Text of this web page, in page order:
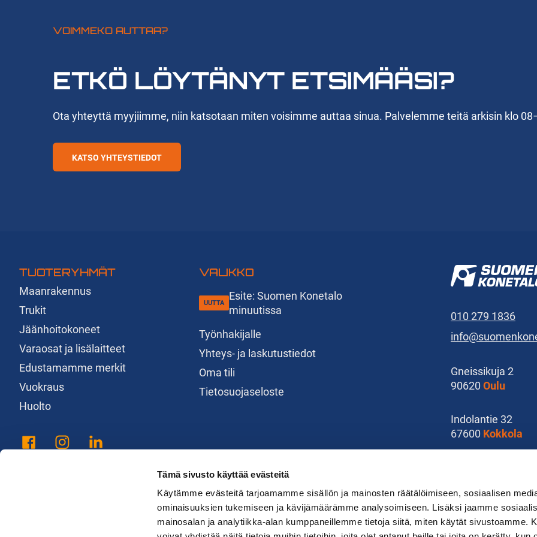
Tämä sivusto käyttää evästeitä
Käytämme evästeitä tarjoamamme sisällön ja mainosten räätälöimiseen, sosiaalisen
ominaisuuksien tukemiseen ja kävijämäärämme analysoimiseen. Lisäksi jaamme
mainosalan ja analytiikka-alan kumppaneillemme tietoja siitä, miten käytät sivustoamme.
VOIMMEKO AUTTAA?
ETKÖ LÖYTÄNYT ETSIMÄÄSI?
Ota yhteyttä myyjiimme, niin katsotaan miten voisimme auttaa sinua. Palvelemme teitä arkisin klo
KATSO YHTEYSTIEDOT
TUOTERYHMÄT
Maanrakennus
Trukit
Jäänhoitokoneet
Varaosat ja lisälaitteet
Edustamamme merkit
Vuokraus
Huolto
VALIKKO
Esite: Suomen Konetalo
minuutissa
Työnhakijalle
Yhteys- ja laskutustiedot
Oma tili
Tietosuojaseloste
010 279 1836
Gneissikuja 2
90620 Oulu
Indolantie 32
67600 Kokkola